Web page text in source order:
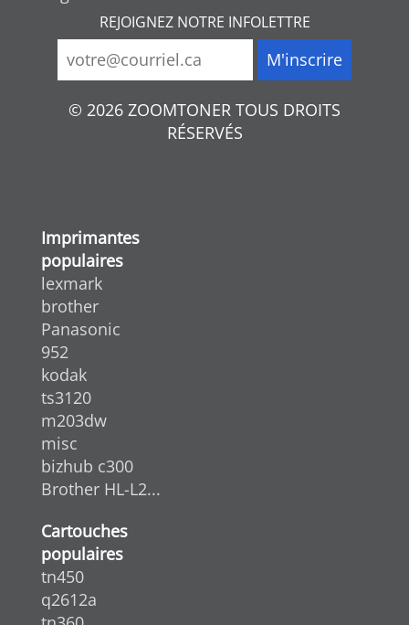
REJOIGNEZ NOTRE INFOLETTRE
© 2026 ZOOMTONER TOUS DROITS
RÉSERVÉS
Imprimantes
populaires
lexmark
brother
Panasonic
952
kodak
ts3120
m203dw
misc
bizhub c300
Brother HL-L2...
Cartouches
populaires
tn450
q2612a